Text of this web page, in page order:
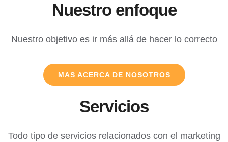
Nuestro enfoque
Nuestro objetivo es ir más allá de hacer lo correcto
MAS ACERCA DE NOSOTROS
Servicios
Todo tipo de servicios relacionados con el marketing